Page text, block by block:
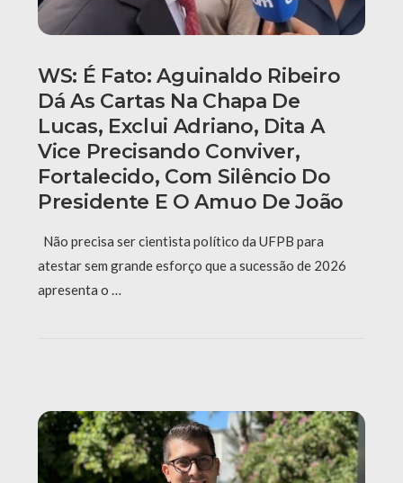
WS: É Fato: Aguinaldo Ribeiro
Dá As Cartas Na Chapa De
Lucas, Exclui Adriano, Dita A
Vice Precisando Conviver,
Fortalecido, Com Silêncio Do
Presidente E O Amuo De João
Não precisa ser cientista político da UFPB para
atestar sem grande esforço que a sucessão de 2026
apresenta o …